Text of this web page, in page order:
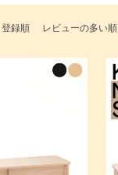
登録順 レビューの多い順